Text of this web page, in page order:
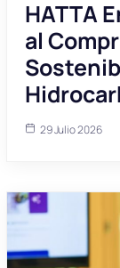
HATTA
al
29 Julio 2026